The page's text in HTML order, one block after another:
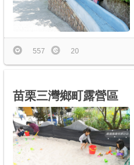
557 20
苗栗三灣鄉町露營區